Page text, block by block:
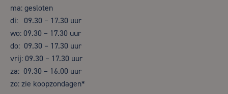
ma: gesloten
di: 09.30 – 17.30 uur
wo: 09.30 – 17.30 uur
do: 09.30 – 17.30 uur
vrij: 09.30 – 17.30 uur
za: 09.30 – 16.00 uur
zo: zie koopzondagen*